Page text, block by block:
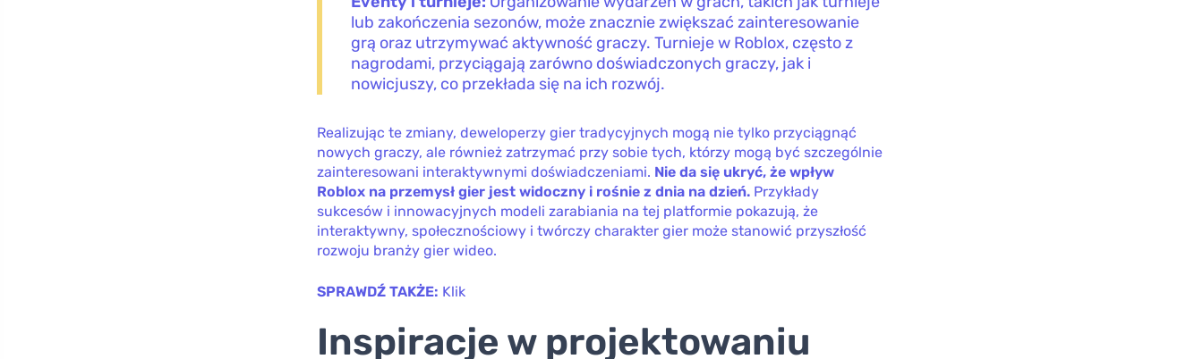
lub zakończenia sezonów, może znacznie zwiększać zainteresowanie
grą oraz utrzymywać aktywność graczy. Turnieje w Roblox, często z
nagrodami, przyciągają zarówno doświadczonych graczy, jak i
nowicjuszy, co przekłada się na ich rozwój.
Realizując te zmiany, deweloperzy gier tradycyjnych mogą nie tylko przyciągnąć
nowych graczy, ale również zatrzymać przy sobie tych, którzy mogą być szczególnie
zainteresowani interaktywnymi doświadczeniami. Nie da się ukryć, że wpływ
Roblox na przemysł gier jest widoczny i rośnie z dnia na dzień. Przykłady
sukcesów i innowacyjnych modeli zarabiania na tej platformie pokazują, że
interaktywny, społecznościowy i twórczy charakter gier może stanowić przyszłość
rozwoju branży gier wideo.
SPRAWDŹ TAKŻE: Klik
Inspiracje w projektowaniu